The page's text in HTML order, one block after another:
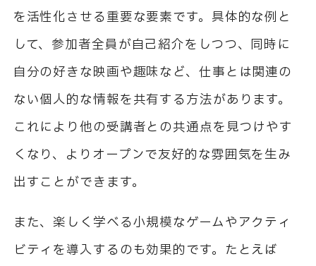
を活性化させる重要な要素です。具体的な例と
して、参加者全員が自己紹介をしつつ、同時に
自分の好きな映画や趣味など、仕事とは関連の
ない個人的な情報を共有する方法があります。
これにより他の受講者との共通点を見つけやす
くなり、よりオープンで友好的な雰囲気を生み
出すことができます。
また、楽しく学べる小規模なゲームやアクティ
ビティを導入するのも効果的です。たとえば